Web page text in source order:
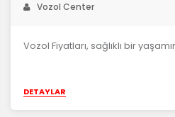
Vozol Center
Vozol Fiyatları, sağlıklı bir
DETAYLAR